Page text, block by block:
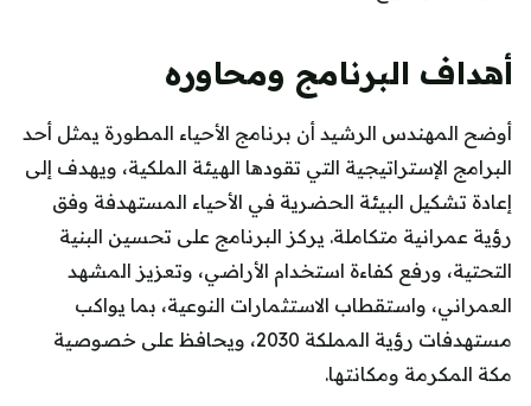
أهداف البرنامج ومحاوره
أوضح المهندس الرشيد أن برنامج الأحياء المطورة يمثل أحد
البرامج الإستراتيجية التي تقودها الهيئة الملكية، ويهدف إلى
إعادة تشكيل البيئة الحضرية في الأحياء المستهدفة وفق
رؤية عمرانية متكاملة. يركز البرنامج على تحسين البنية
التحتية، ورفع كفاءة استخدام الأراضي، وتعزيز المشهد
العمراني، واستقطاب الاستثمارات النوعية، بما يواكب
مستهدفات رؤية المملكة 2030، ويحافظ على خصوصية
مكة المكرمة ومكانتها.